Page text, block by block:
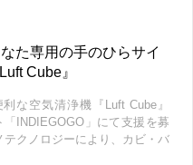
た専用の手のひらサイ
Cube』
な空気清浄機『Luft Cube』
INDIEGOGO」にて支援を募
クノロジーにより、カビ・バ